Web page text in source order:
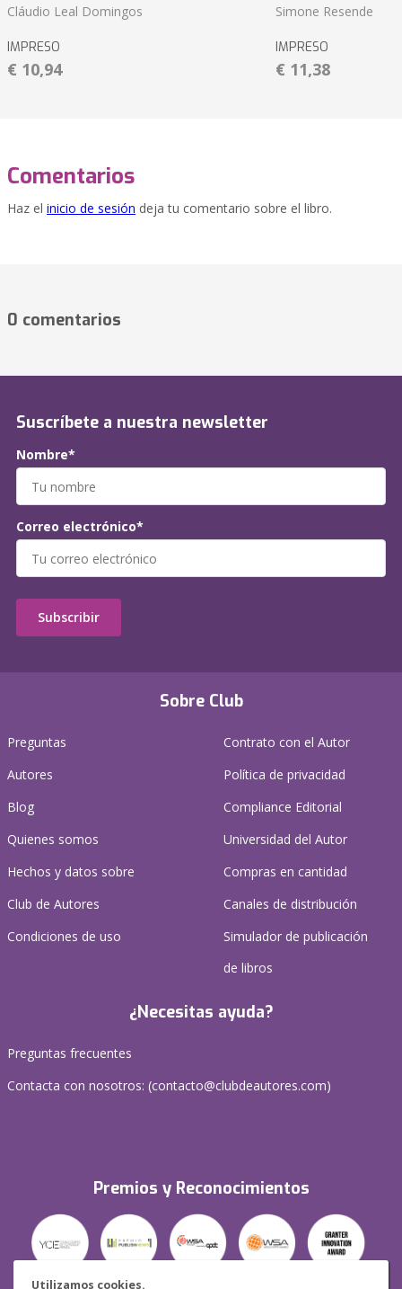
Utilizamos cookies.
Cláudio Leal Domingos
IMPRESO
€ 10,94
Simone Resende
IMPRESO
€ 11,38
Comentarios
Haz el inicio de sesión deja tu comentario sobre el libro.
0 comentarios
Sobre Club
Preguntas
Autores
Blog
Quienes somos
Hechos y datos sobre
Club de Autores
Condiciones de uso
Contrato con el Autor
Política de privacidad
Compliance Editorial
Universidad del Autor
Compras en cantidad
Canales de distribución
Simulador de publicación
de libros
¿Necesitas ayuda?
Preguntas frecuentes
Contacta con nosotros: (contacto@clubdeautores.com)
Premios y Reconocimientos
Suscríbete a nuestra newsletter
Nombre*
Correo electrónico*
Subscribir